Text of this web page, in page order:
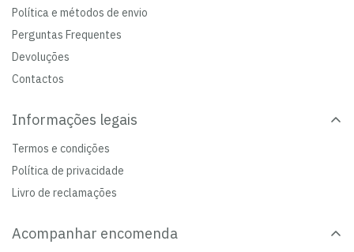
Política e métodos de envio
Perguntas Frequentes
Devoluções
Contactos
Informações legais
Termos e condições
Política de privacidade
Livro de reclamações
Acompanhar encomenda